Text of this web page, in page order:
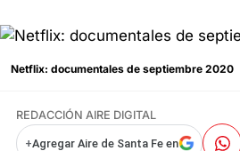
Netflix: documentales de septiembre 2020
REDACCIÓN AIRE DIGITAL
+Agregar Aire de Santa Fe en